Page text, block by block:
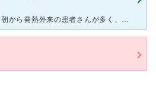
発熱外来で受診しました。 朝から発熱外来の患者さんが多く、先生や看護師さんが外に出られて診察、検査をされていて稀にみる神対応の病院だなと感心しました。 先生も親身になって話を聞いてくれる先生で本当